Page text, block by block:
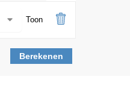
Toon
Berekenen